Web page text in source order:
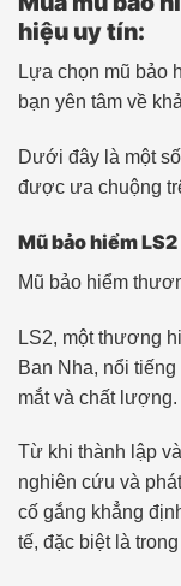
hiệu uy tín:
Lựa chọn mũ bảo
bạn yên tâm về
Dưới đây là một
được ưa chuộng
Mũ bảo hiểm LS2
Mũ bảo hiểm
LS2, một thương
Ban Nha, nổi
mắt và chất lượng.
Từ khi thành lập
nghiên cứu và
cố gắng khẳng
tế, đặc biệt là